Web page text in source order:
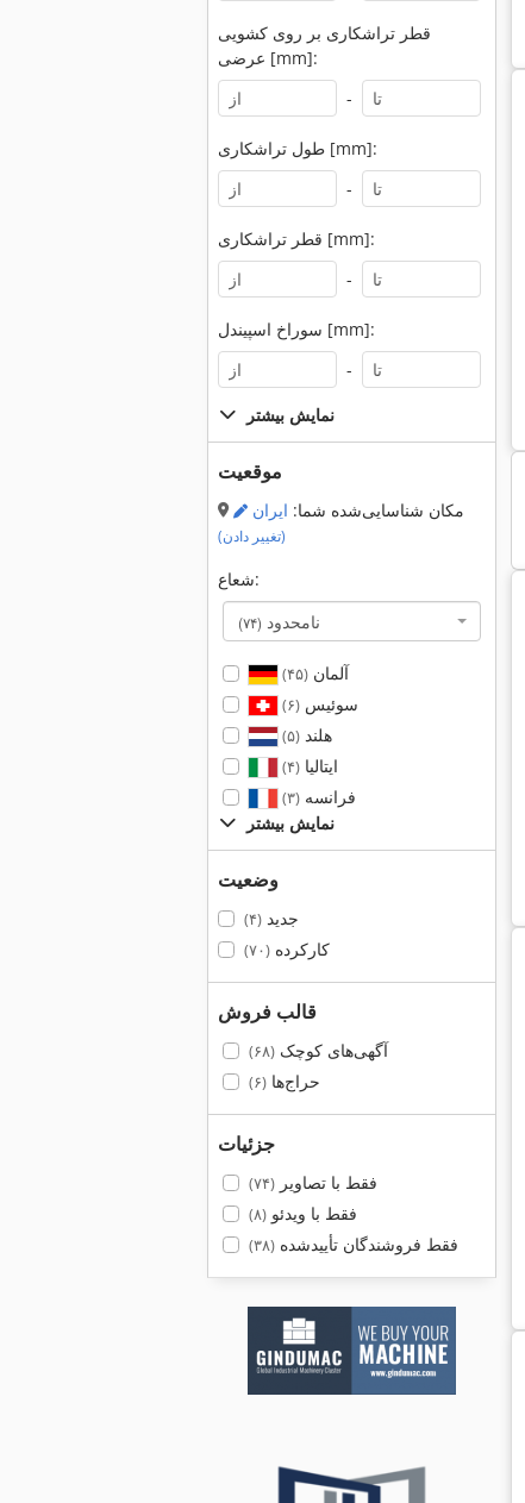
قطر تراشکاری بر روی کشویی
عرضی [mm]:
-
طول تراشکاری [mm]:
-
قطر تراشکاری [mm]:
-
سوراخ اسپیندل [mm]:
-
نمایش بیشتر
موقعیت
مکان شناسایی‌شده شما: ایران
(تغییر دادن)
شعاع:
نامحدود (۷۴)
آلمان(۴۵)
سوئیس(۶)
هلند(۵)
ایتالیا(۴)
فرانسه(۳)
نمایش بیشتر
وضعیت
جدید(۴)
کارکرده(۷۰)
قالب فروش
آگهی‌های کوچک(۶۸)
حراج‌ها(۶)
جزئیات
فقط با تصاویر(۷۴)
فقط با ویدئو(۸)
فقط فروشندگان تأییدشده(۳۸)
Daewoo Contur Boehringer